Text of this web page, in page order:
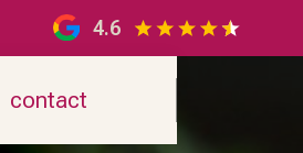
4.6
contact